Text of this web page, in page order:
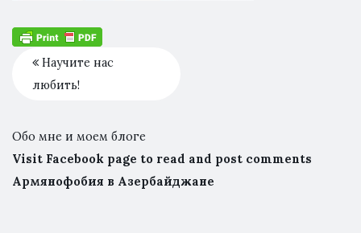
Научите нас
любить!
Обо мне и моем блоге
Visit Facebook page to read and post comments
Армянофобия в Азербайджане